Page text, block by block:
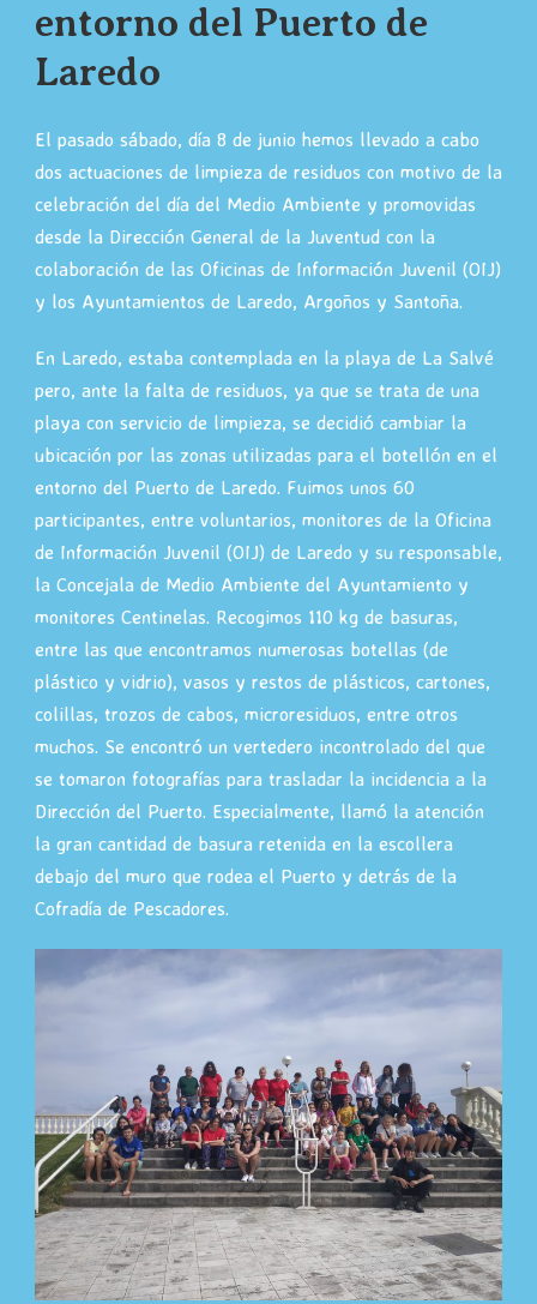
entorno del Puerto de
Laredo
El pasado sábado, día 8 de junio hemos llevado a cabo
dos actuaciones de limpieza de residuos con motivo de la
celebración del día del Medio Ambiente y promovidas
desde la Dirección General de la Juventud con la
colaboración de las Oficinas de Información Juvenil (OIJ)
y los Ayuntamientos de Laredo, Argoños y Santoña.
En Laredo, estaba contemplada en la playa de La Salvé
pero, ante la falta de residuos, ya que se trata de una
playa con servicio de limpieza, se decidió cambiar la
ubicación por las zonas utilizadas para el botellón en el
entorno del Puerto de Laredo. Fuimos unos 60
participantes, entre voluntarios, monitores de la Oficina
de Información Juvenil (OIJ) de Laredo y su responsable,
la Concejala de Medio Ambiente del Ayuntamiento y
monitores Centinelas. Recogimos 110 kg de basuras,
entre las que encontramos numerosas botellas (de
plástico y vidrio), vasos y restos de plásticos, cartones,
colillas, trozos de cabos, microresiduos, entre otros
muchos. Se encontró un vertedero incontrolado del que
se tomaron fotografías para trasladar la incidencia a la
Dirección del Puerto. Especialmente, llamó la atención
la gran cantidad de basura retenida en la escollera
debajo del muro que rodea el Puerto y detrás de la
Cofradía de Pescadores.